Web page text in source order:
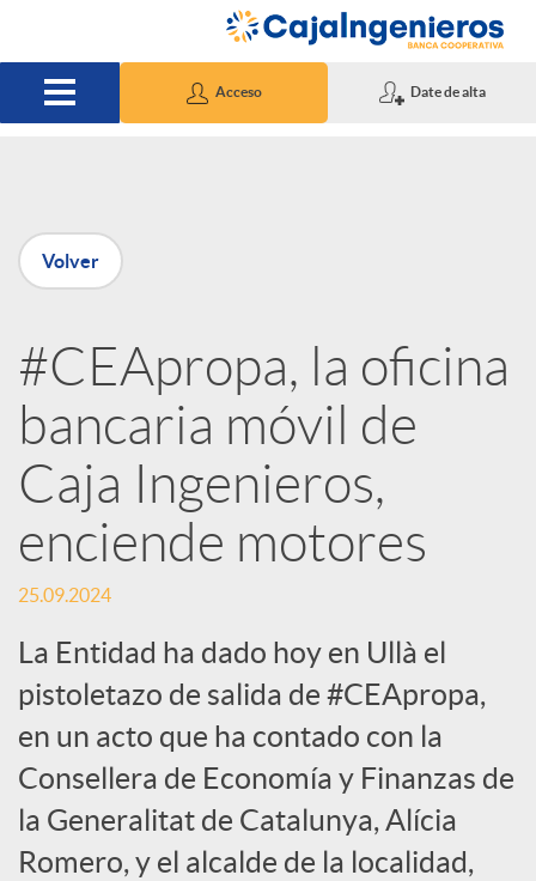
Saltar al contenido principal
Acceso Date de alta
P
u
b
l
i
c
a
d
o
Volver
#CEApropa, la oficina
bancaria móvil de
Caja Ingenieros,
enciende motores
25.09.2024
La Entidad ha dado hoy en Ullà el
pistoletazo de salida de #CEApropa,
en un acto que ha contado con la
Consellera de Economía y Finanzas de
la Generalitat de Catalunya, Alícia
Romero, y el alcalde de la localidad,